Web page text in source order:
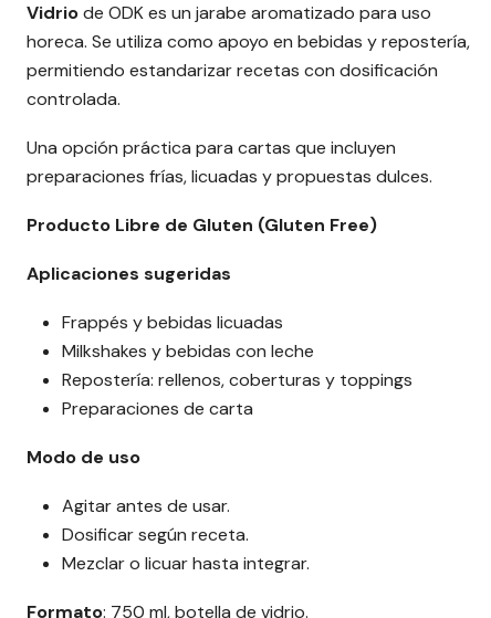
Vidriode ODK es un jarabe aromatizado para uso
horeca. Se utiliza como apoyo en bebidas y repostería,
permitiendo estandarizar recetas con dosificación
controlada.
Una opción práctica para cartas que incluyen
preparaciones frías, licuadas y propuestas dulces.
Producto Libre de Gluten (Gluten Free)
Aplicaciones sugeridas
Frappés y bebidas licuadas
Milkshakes y bebidas con leche
Repostería: rellenos, coberturas y toppings
Preparaciones de carta
Modo de uso
Agitar antes de usar.
Dosificar según receta.
Mezclar o licuar hasta integrar.
Formato: 750 ml, botella de vidrio.